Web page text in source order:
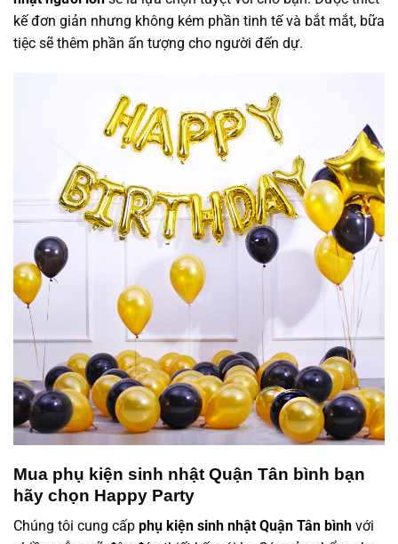
kế đơn giản nhưng không kém phần tinh tế và bắt mắt, bữa
tiệc sẽ thêm phần ấn tượng cho người đến dự.
Mua phụ kiện sinh nhật Quận Tân bình bạn
hãy chọn Happy Party
Chúng tôi cung cấp phụ kiện sinh nhật Quận Tân bình với